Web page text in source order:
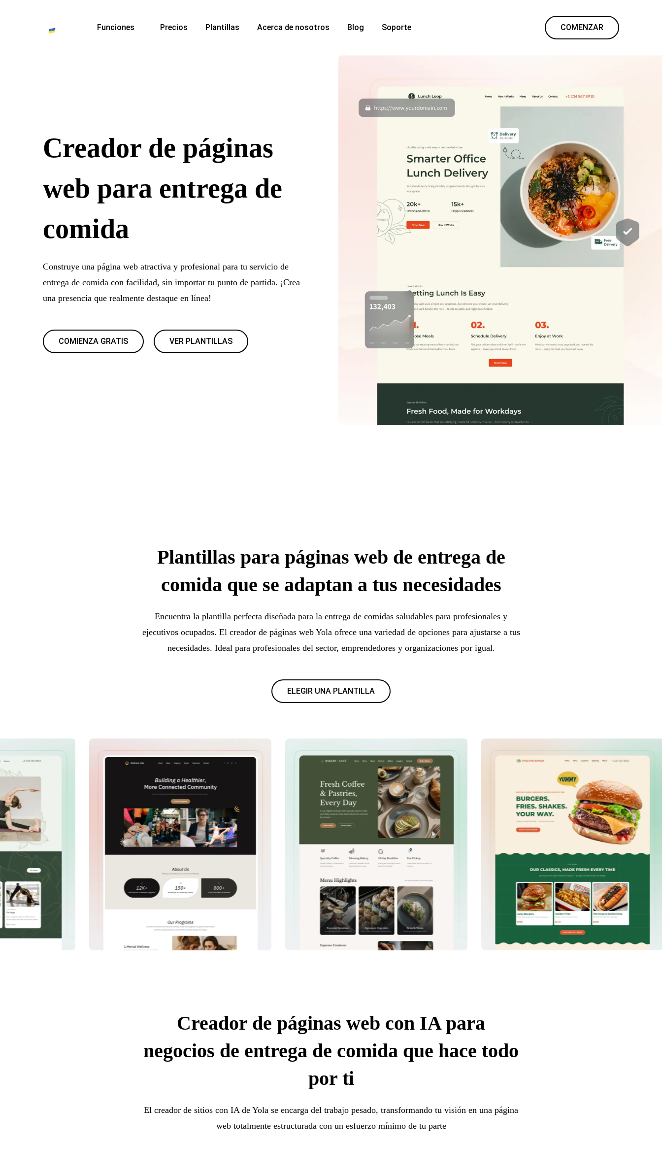
Funciones Precios Plantillas Acerca de nosotros Blog Soporte COMENZAR
Creador de páginas
web para entrega de
comida
Construye una página web atractiva y profesional para tu servicio de
entrega de comida con facilidad, sin importar tu punto de partida. ¡Crea
una presencia que realmente destaque en línea!
COMIENZA GRATIS VER PLANTILLAS
Plantillas para páginas web de entrega de
comida que se adaptan a tus necesidades
Encuentra la plantilla perfecta diseñada para la entrega de comidas saludables para profesionales y
ejecutivos ocupados. El creador de páginas web Yola ofrece una variedad de opciones para ajustarse a tus
necesidades. Ideal para profesionales del sector, emprendedores y organizaciones por igual.
ELEGIR UNA PLANTILLA
Creador de páginas web con IA para
negocios de entrega de comida que hace todo
por ti
El creador de sitios con IA de Yola se encarga del trabajo pesado, transformando tu visión en una página
web totalmente estructurada con un esfuerzo mínimo de tu parte